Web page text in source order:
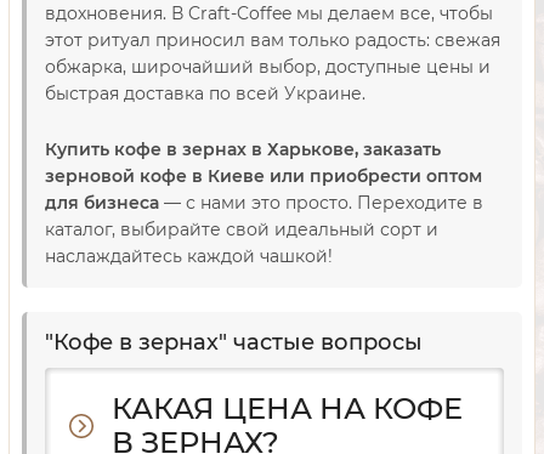
вдохновения. В Craft-Coffee мы делаем все, чтобы
этот ритуал приносил вам только радость: свежая
обжарка, широчайший выбор, доступные цены и
быстрая доставка по всей Украине.
Купить кофе в зернах в Харькове, заказать
зерновой кофе в Киеве или приобрести оптом
для бизнеса — с нами это просто. Переходите в
каталог, выбирайте свой идеальный сорт и
наслаждайтесь каждой чашкой!
"Кофе в зернах" частые вопросы
КАКАЯ ЦЕНА НА КОФЕ
В ЗЕРНАХ?